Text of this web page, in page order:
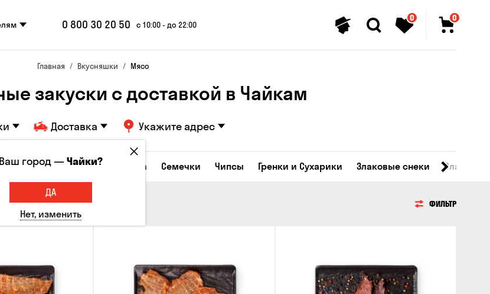
0 800 30 20 50 с 10:00 - до 22:00
0 0
Главная Вкусняшки Мясо
закуски с доставкой в ​​Чайкам
Доставка Укажите адрес
закуски Орешки Кукуруза Семечки Чипсы Гренки и Сухарики Злаковые снеки Сладости
ФИЛЬТР
Ваш город —Чайки?
ДА
Нет, изменить